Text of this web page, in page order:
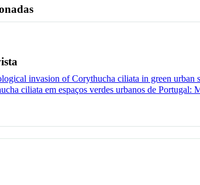
invasion of Corythucha ciliata in green urban
ciliata em espaços verdes urbanos de